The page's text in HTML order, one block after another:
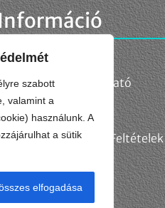
szabott
valamint a
használunk. A
a sütik
elfogadása
tájékoztató
kérelem
Szerződési Feltételek